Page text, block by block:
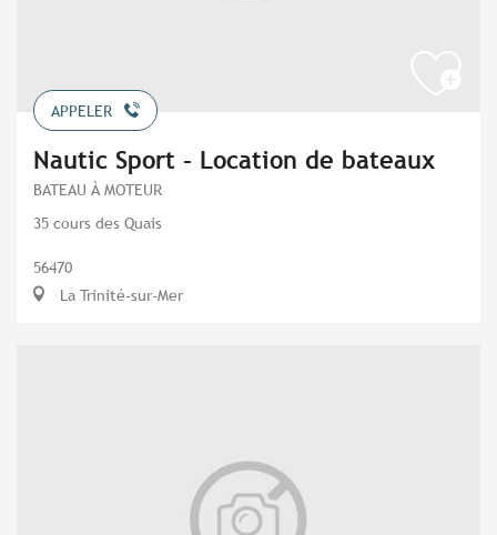
APPELER
Nautic Sport - Location de bateaux
BATEAU À MOTEUR
35 cours des Quais
56470
La Trinité-sur-Mer